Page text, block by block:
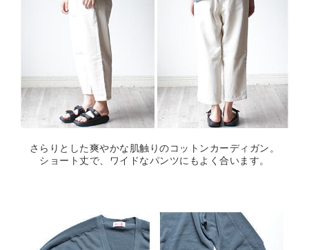
さらりとした爽やかな肌触りのコットンカーディガン。
ショート丈で、ワイドなパンツにもよく合います。